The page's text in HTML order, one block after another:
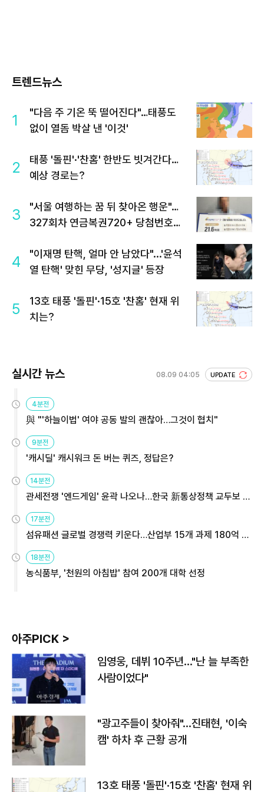
트렌드뉴스
1
"다음 주 기온 뚝 떨어진다"…태풍도
없이 열돔 박살 낸 '이것'
2
태풍 '돌핀'·'찬홈' 한반도 빗겨간다…
예상 경로는?
3
"서울 여행하는 꿈 뒤 찾아온 행운"…
327회차 연금복권720+ 당첨번호조
4
"이재명 탄핵, 얼마 안 남았다"...'윤석
열 탄핵' 맞힌 무당, '성지글' 등장
5
13호 태풍 '돌핀'·15호 '찬홈' 현재 위
치는?
실시간 뉴스 08.09 04:05 UPDATE
4분전
與 "'하늘이법' 여야 공동 발의 괜찮아…그것이 협치"
9분전
'캐시딜' 캐시워크 돈 버는 퀴즈, 정답은?
14분전
관세전쟁 '엔드게임' 윤곽 나오나…한국 新통상정책 교두보 활
용해야
17분전
섬유패션 글로벌 경쟁력 키운다…산업부 15개 과제 180억 지
원
18분전
농식품부, '천원의 아침밥' 참여 200개 대학 선정
아주PICK >
임영웅, 데뷔 10주년…"난 늘 부족한
사람이었다"
"광고주들이 찾아줘"…진태현, '이숙
캠' 하차 후 근황 공개
13호 태풍 '돌핀'·15호 '찬홈' 현재 위